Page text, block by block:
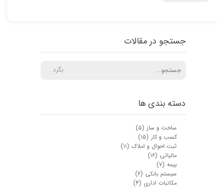
دسته بندی ها
ساخت و ساز (۵)
کسب و کار (۱۵)
ثبت احوال و املاک (۱۱)
مالیاتی (۱۶)
بیمه (۷)
سیستم بانکی (۶)
مکاتبات اداری (۴)
جستجو در مقالات
بگرد